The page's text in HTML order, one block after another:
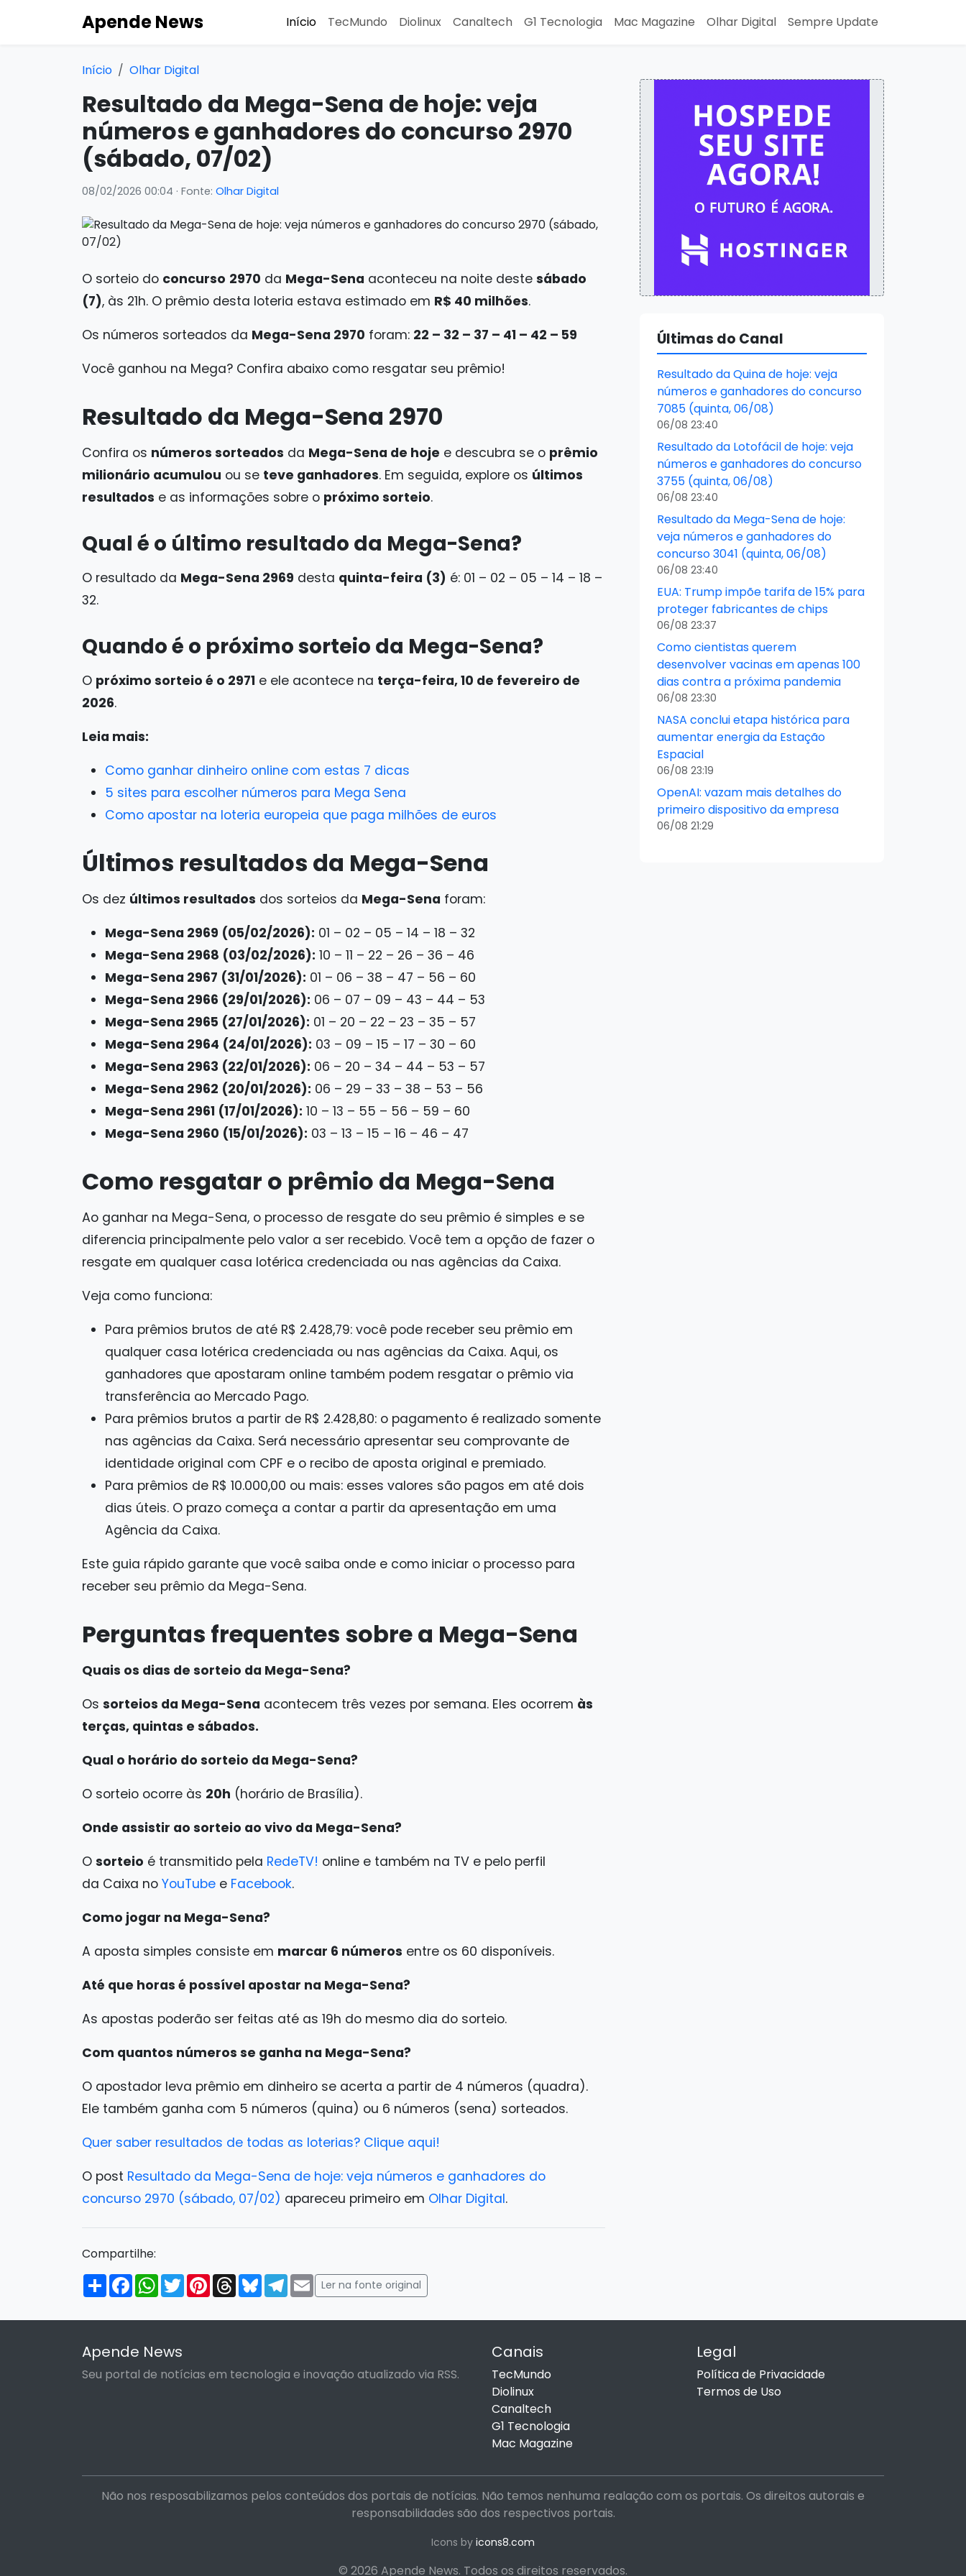
Apende News Início TecMundo Diolinux Canaltech G1 Tecnologia Mac Magazine Olhar Digital Sempre Update
Início Olhar Digital
Resultado da Mega-Sena de hoje: veja
números e ganhadores do concurso 2970
(sábado, 07/02)
08/02/2026 00:04 · Fonte: Olhar Digital
O sorteio do concurso 2970 da Mega-Sena aconteceu na noite deste sábado
(7), às 21h. O prêmio desta loteria estava estimado em R$ 40 milhões.
Os números sorteados da Mega-Sena 2970 foram: 22 – 32 – 37 – 41 – 42 – 59
Você ganhou na Mega? Confira abaixo como resgatar seu prêmio!
Resultado da Mega-Sena 2970
Confira os números sorteados da Mega-Sena de hoje e descubra se o prêmio
milionário acumulou ou se teve ganhadores. Em seguida, explore os últimos
resultados e as informações sobre o próximo sorteio.
Qual é o último resultado da Mega-Sena?
O resultado da Mega-Sena 2969 desta quinta-feira (3) é: 01 – 02 – 05 – 14 – 18 –
32.
Quando é o próximo sorteio da Mega-Sena?
O próximo sorteio é o 2971 e ele acontece na terça-feira, 10 de fevereiro de
2026.
Leia mais:
Como ganhar dinheiro online com estas 7 dicas
5 sites para escolher números para Mega Sena
Como apostar na loteria europeia que paga milhões de euros
Últimos resultados da Mega-Sena
Os dez últimos resultados dos sorteios da Mega-Sena foram:
Mega-Sena 2969 (05/02/2026): 01 – 02 – 05 – 14 – 18 – 32
Mega-Sena 2968 (03/02/2026): 10 – 11 – 22 – 26 – 36 – 46
Mega-Sena 2967 (31/01/2026): 01 – 06 – 38 – 47 – 56 – 60
Mega-Sena 2966 (29/01/2026): 06 – 07 – 09 – 43 – 44 – 53
Mega-Sena 2965 (27/01/2026): 01 – 20 – 22 – 23 – 35 – 57
Mega-Sena 2964 (24/01/2026): 03 – 09 – 15 – 17 – 30 – 60
Mega-Sena 2963 (22/01/2026): 06 – 20 – 34 – 44 – 53 – 57
Mega-Sena 2962 (20/01/2026): 06 – 29 – 33 – 38 – 53 – 56
Mega-Sena 2961 (17/01/2026): 10 – 13 – 55 – 56 – 59 – 60
Mega-Sena 2960 (15/01/2026): 03 – 13 – 15 – 16 – 46 – 47
Como resgatar o prêmio da Mega-Sena
Ao ganhar na Mega-Sena, o processo de resgate do seu prêmio é simples e se
diferencia principalmente pelo valor a ser recebido. Você tem a opção de fazer o
resgate em qualquer casa lotérica credenciada ou nas agências da Caixa.
Veja como funciona:
Para prêmios brutos de até R$ 2.428,79: você pode receber seu prêmio em
qualquer casa lotérica credenciada ou nas agências da Caixa. Aqui, os
ganhadores que apostaram online também podem resgatar o prêmio via
transferência ao Mercado Pago.
Para prêmios brutos a partir de R$ 2.428,80: o pagamento é realizado somente
nas agências da Caixa. Será necessário apresentar seu comprovante de
identidade original com CPF e o recibo de aposta original e premiado.
Para prêmios de R$ 10.000,00 ou mais: esses valores são pagos em até dois
dias úteis. O prazo começa a contar a partir da apresentação em uma
Agência da Caixa.
Este guia rápido garante que você saiba onde e como iniciar o processo para
receber seu prêmio da Mega-Sena.
Perguntas frequentes sobre a Mega-Sena
Quais os dias de sorteio da Mega-Sena?
Os sorteios da Mega-Sena acontecem três vezes por semana. Eles ocorrem às
terças, quintas e sábados.
Qual o horário do sorteio da Mega-Sena?
O sorteio ocorre às 20h (horário de Brasília).
Onde assistir ao sorteio ao vivo da Mega-Sena?
O sorteio é transmitido pela RedeTV! online e também na TV e pelo perfil
da Caixa no YouTube e Facebook.
Como jogar na Mega-Sena?
A aposta simples consiste em marcar 6 números entre os 60 disponíveis.
Até que horas é possível apostar na Mega-Sena?
As apostas poderão ser feitas até as 19h do mesmo dia do sorteio.
Com quantos números se ganha na Mega-Sena?
O apostador leva prêmio em dinheiro se acerta a partir de 4 números (quadra).
Ele também ganha com 5 números (quina) ou 6 números (sena) sorteados.
Quer saber resultados de todas as loterias? Clique aqui!
O post Resultado da Mega-Sena de hoje: veja números e ganhadores do
concurso 2970 (sábado, 07/02) apareceu primeiro em Olhar Digital.
Compartilhe:
Compartilhar
FacebookWhatsApp
TwitterPinterestThreadsBlueskyTelegram
Email
Ler na fonte original
Últimas do Canal
Resultado da Quina de hoje: veja
números e ganhadores do concurso
7085 (quinta, 06/08)
06/08 23:40
Resultado da Lotofácil de hoje: veja
números e ganhadores do concurso
3755 (quinta, 06/08)
06/08 23:40
Resultado da Mega-Sena de hoje:
veja números e ganhadores do
concurso 3041 (quinta, 06/08)
06/08 23:40
EUA: Trump impõe tarifa de 15% para
proteger fabricantes de chips
06/08 23:37
Como cientistas querem
desenvolver vacinas em apenas 100
dias contra a próxima pandemia
06/08 23:30
NASA conclui etapa histórica para
aumentar energia da Estação
Espacial
06/08 23:19
OpenAI: vazam mais detalhes do
primeiro dispositivo da empresa
06/08 21:29
Apende News
Seu portal de notícias em tecnologia e inovação atualizado via RSS.
Canais
TecMundo
Diolinux
Canaltech
G1 Tecnologia
Mac Magazine
Legal
Política de Privacidade
Termos de Uso
Não nos resposabilizamos pelos conteúdos dos portais de notícias. Não temos nenhuma realação com os portais. Os direitos autorais e
responsabilidades são dos respectivos portais.
Icons by icons8.com
© 2026 Apende News. Todos os direitos reservados.